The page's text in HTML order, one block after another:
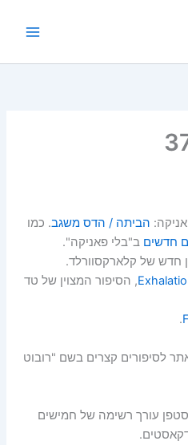
הביתה / הדס משגב. כמו
חדשים ב"בלי פאניקה".
חדש של קלארקסוורלד.
, הסיפור המצוין של טד
.
לסיפורים קצרים בשם "רובוט
סטפן עורך רשימה של חמישים